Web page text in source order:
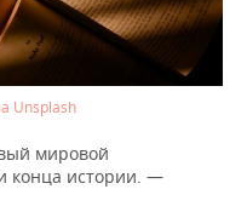
Unsplash
мировой
конца истории. —